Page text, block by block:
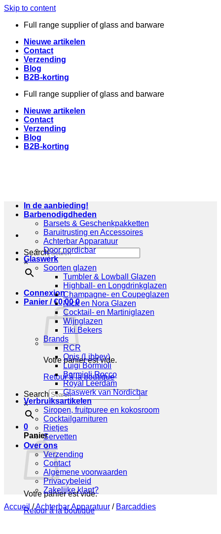
Skip to content
Full range supplier of glass and barware
Nieuwe artikelen
Contact
Verzending
Blog
B2B-korting
Full range supplier of glass and barware
Nieuwe artikelen
Contact
Verzending
Blog
B2B-korting
Search
×
Connexion
Panier /€0,00 0
Votre panier est vide.
Retour à la boutique
Search
×
0
Panier
Votre panier est vide.
Retour à la boutique
In de aanbieding!
Barbenodigdheden
Barsets & Geschenkpakketten
Baruitrusting en Accessoires
Achterbar Apparatuur
Door nordicbar
Glaswerk
Soorten glazen
Tumbler & Lowball Glazen
Highball- en Longdrinkglazen
Champagne- en Coupeglazen
Nick en Nora Glazen
Cocktail- en Martiniglazen
Wijnglazen
Tiki Bekers
Brands
RCR
Onis (Libbey)
Luigi Bormioli
Bormioli Rocco
Royal Leerdam
Glaswerk van Nordicbar
Verbruiksartikelen
Siropen, fruitpuree en kokosroom
Cocktailgarnituren
Rietjes
Servetten
Over ons
Verzending
Contact
Algemene voorwaarden
Privacybeleid
Zakelijke klant?
Accueil /Achterbar Apparatuur / Barcaddies